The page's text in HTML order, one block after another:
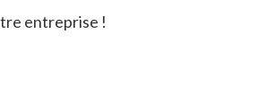
entreprise !